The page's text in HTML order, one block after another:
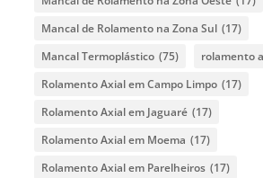
Mancal de Rolamento na Zona Sul (17)
Mancal Termoplástico (75) rolamento
Rolamento Axial em Campo Limpo (17)
Rolamento Axial em Jaguaré (17)
Rolamento Axial em Moema (17)
Rolamento Axial em Parelheiros (17)